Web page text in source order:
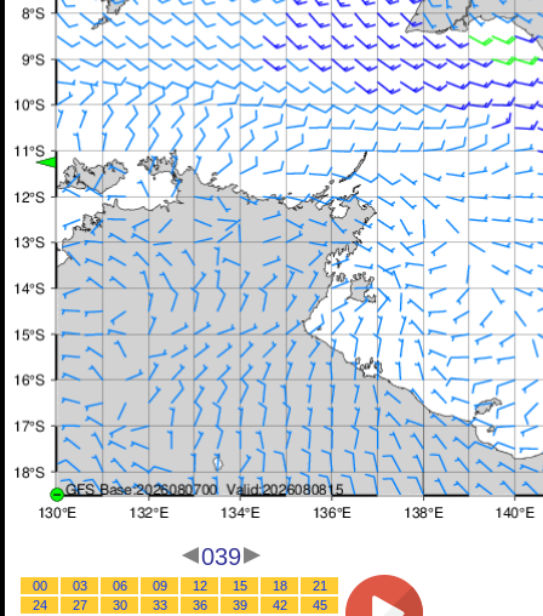
039
00 03 06 09 12 15 18
21
24
27 30 33 36 39 42
45